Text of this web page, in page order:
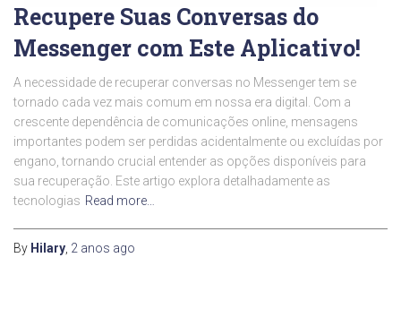
Recupere Suas Conversas do
Messenger com Este Aplicativo!
A necessidade de recuperar conversas no Messenger tem se
tornado cada vez mais comum em nossa era digital. Com a
crescente dependência de comunicações online, mensagens
importantes podem ser perdidas acidentalmente ou excluídas por
engano, tornando crucial entender as opções disponíveis para
sua recuperação. Este artigo explora detalhadamente as
tecnologias Read more…
By Hilary 2 anos ago